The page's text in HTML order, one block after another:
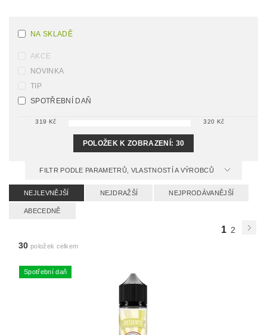
NA SKLADĚ
AKCE
NOVINKA
TIP
SPOTŘEBNÍ DAŇ
319 Kč 320 Kč
POLOŽEK K ZOBRAZENÍ: 30
FILTR PODLE PARAMETRŮ, VLASTNOSTÍ A VÝROBCŮ
NEJLEVNĚJŠÍ NEJDRAŽŠÍ NEJPRODÁVANĚJŠÍ
ABECEDNĚ
1 2
30 položek celkem
Spotřební daň